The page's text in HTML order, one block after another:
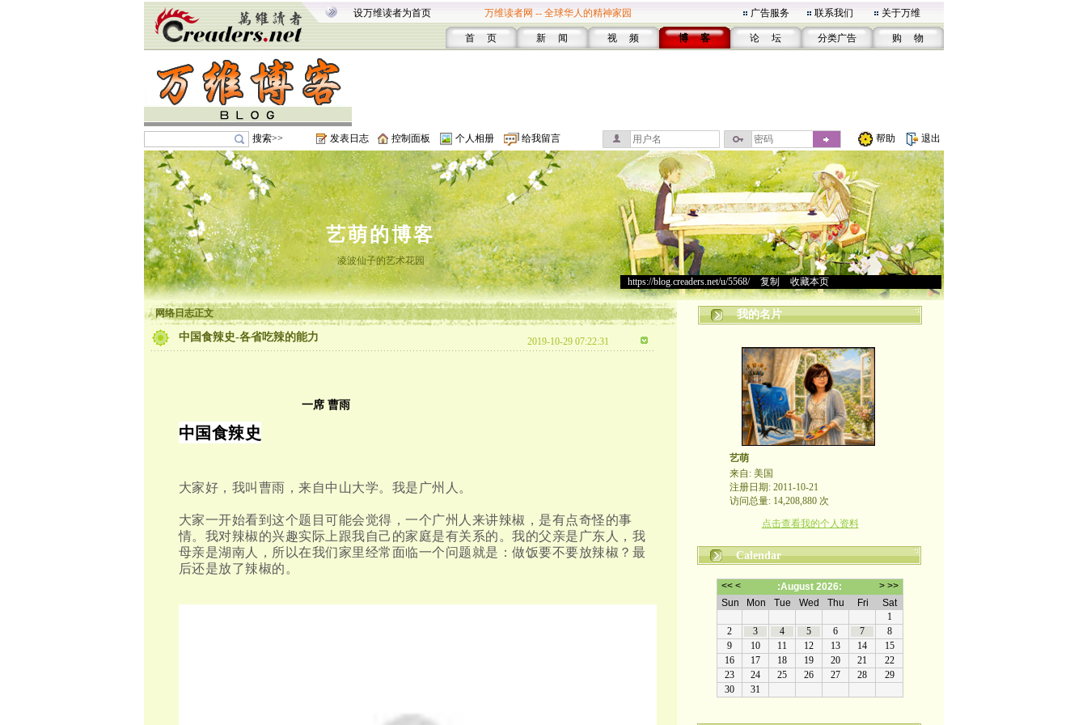
设万维读者为首页 万维读者网 -- 全球华人的精神家园 广告服务 联系我们 关于万维
首 页 新 闻 视 频 博 客 论 坛 分类广告 购 物
搜索>> 发表日志 控制面板 个人相册 给我留言 帮助 退出
艺萌的博客
凌波仙子的艺术花园
https://blog.creaders.net/u/5568/> 复制 收藏本页
网络日志正文
中国食辣史-各省吃辣的能力 2019-10-29 07:22:31
一席 曹雨
中国食辣史
大家好，我叫曹雨，来自中山大学。我是广州人。
大家一开始看到这个题目可能会觉得，一个广州人来讲辣椒，是有点奇怪的事
情。我对辣椒的兴趣实际上跟我自己的家庭是有关系的。我的父亲是广东人，我
母亲是湖南人，所以在我们家里经常面临一个问题就是：做饭要不要放辣椒？最
后还是放了辣椒的。
我的名片
艺萌
来自: 美国
注册日期: 2011-10-21
访问总量: 14,208,880 次
点击查看我的个人资料
Calendar